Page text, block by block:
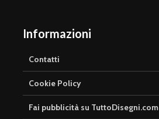
Informazioni
Contatti
Cookie Policy
Fai pubblicità su TuttoDisegni.com